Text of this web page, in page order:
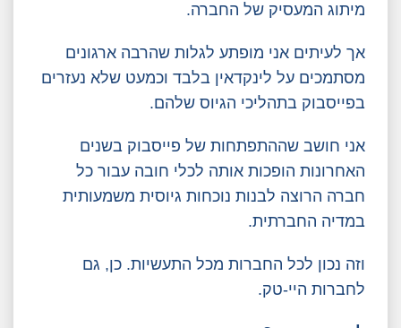
מיתוג המעסיק של החברה.
אך לעיתים אני מופתע לגלות שהרבה ארגונים
מסתמכים על לינקדאין בלבד וכמעט שלא נעזרים
בפייסבוק בתהליכי הגיוס שלהם.
אני חושב שההתפתחות של פייסבוק בשנים
האחרונות הופכות אותה לכלי חובה עבור כל
חברה הרוצה לבנות נוכחות גיוסית משמעותית
במדיה החברתית.
וזה נכון לכל החברות מכל התעשיות. כן, גם
לחברות היי-טק.